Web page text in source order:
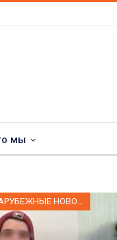
мы
ЗАРУБЕЖНЫЕ НОВОСТИ